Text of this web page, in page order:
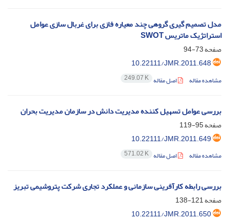
مدل تصمیم گیری گروهی چند معیاره فازی برای غربال سازی عوامل
استراتژیک ماتریس SWOT
صفحه73-94
10.22111/JMR.2011.648
مشاهده مقاله اصل مقاله 249.07 K
بررسی عوامل تسهیل کننده مدیریت دانش در سازمان مدیریت بحران
صفحه95-119
10.22111/JMR.2011.649
مشاهده مقاله اصل مقاله 571.02 K
بررسی رابطه کارآفرینی سازمانی و عملکرد تجاری شرکت ‏پتروشیمی تبریز
صفحه121-138
10.22111/JMR.2011.650